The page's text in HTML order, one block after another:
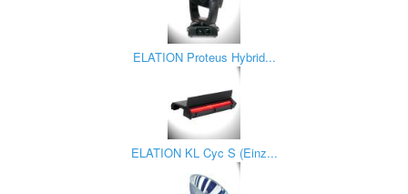
ELATION Proteus Hybrid...
ELATION KL Cyc S (Einz...